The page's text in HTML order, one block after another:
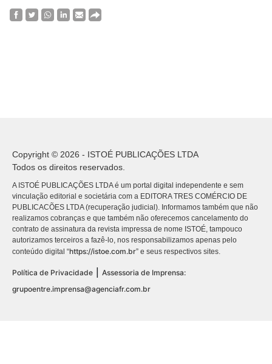
Copyright © 2026 - ISTOÉ PUBLICAÇÕES LTDA
Todos os direitos reservados.
A ISTOÉ PUBLICAÇÕES LTDA é um portal digital independente e sem
vinculação editorial e societária com a EDITORA TRES COMÉRCIO DE
PUBLICACÕES LTDA (recuperação judicial). Informamos também que não
realizamos cobranças e que também não oferecemos cancelamento do
contrato de assinatura da revista impressa de nome ISTOÉ, tampouco
autorizamos terceiros a fazê-lo, nos responsabilizamos apenas pelo
conteúdo digital “https://istoe.com.br” e seus respectivos sites.
Política de Privacidade
Assessoria de Imprensa:
grupoentre.imprensa@agenciafr.com.br